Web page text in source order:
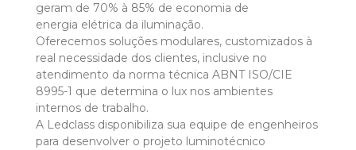
geram de 70% à 85% de economia de
energia elétrica da iluminação.
Oferecemos soluções modulares, customizados à
real necessidade dos clientes, inclusive no
atendimento da norma técnica ABNT ISO/CIE
8995-1 que determina o lux nos ambientes
internos de trabalho.
A Ledclass disponibiliza sua equipe de engenheiros
para desenvolver o projeto luminotécnico